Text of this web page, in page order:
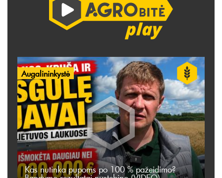
Augalininkystė
Kas nutinka pupoms po 100 % pažeidimo?